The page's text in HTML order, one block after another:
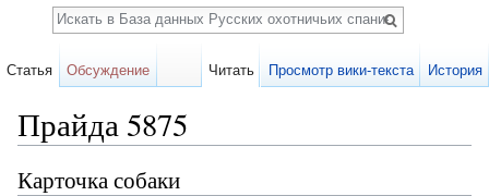
Прайда 5875
Карточка собаки
Статья Обсуждение Читать Просмотр вики-текста История
Поиск